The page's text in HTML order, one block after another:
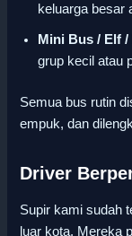
keluarga besar
Mini Bus / Elf /
grup kecil atau
Semua bus rutin
empuk, dan
Driver
Supir kami sudah
luar kota. Mereka